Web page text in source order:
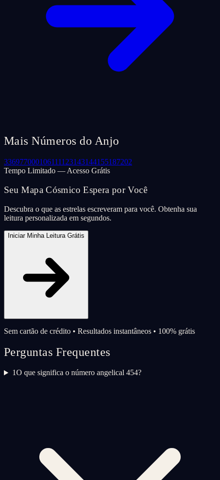
Mais Números do Anjo
336977000106111123143144155187202
Tempo Limitado — Acesso Grátis
Seu Mapa Cósmico Espera por Você
Descubra o que as estrelas escreveram para você. Obtenha sua
leitura personalizada em segundos.
Iniciar Minha Leitura Grátis
Sem cartão de crédito • Resultados instantâneos • 100% grátis
Perguntas Frequentes
1O que significa o número angelical 454?